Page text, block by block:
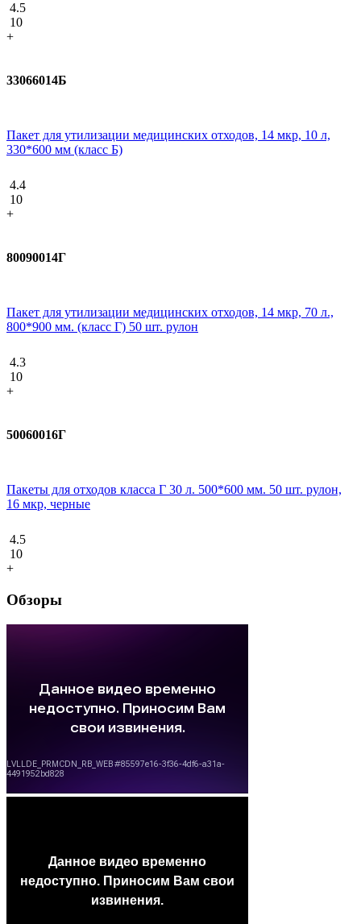
4.5
10
+
33066014Б
Пакет для утилизации медицинских отходов, 14 мкр, 10 л,
330*600 мм (класс Б)
4.4
10
+
80090014Г
Пакет для утилизации медицинских отходов, 14 мкр, 70 л.,
800*900 мм. (класс Г) 50 шт. рулон
4.3
10
+
50060016Г
Пакеты для отходов класса Г 30 л. 500*600 мм. 50 шт. рулон,
16 мкр, черные
4.5
10
+
Обзоры